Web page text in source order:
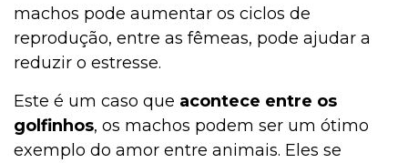
machos pode aumentar os ciclos de
reprodução, entre as fêmeas, pode ajudar a
reduzir o estresse.
Este é um caso que acontece entre os
golfinhos, os machos podem ser um ótimo
exemplo do amor entre animais. Eles se